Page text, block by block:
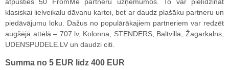
klasiskai lielveikalu dāvanu kartei, bet ar daudz plašāku partneru un
piedāvājumu loku. Dažus no populārākajiem partneriem var redzēt
augšējā attēlā – 707.lv, Kolonna, STENDERS, Baltvilla, Žagarkalns,
UDENSPUDELE.LV un daudzi citi.
Summa no 5 EUR līdz 400 EUR